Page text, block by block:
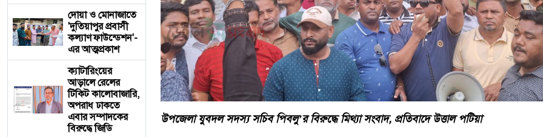
দোয়া ও মোনাজাতে
'দুতিয়াপুর প্রবাসী
কল্যাণ ফাউন্ডেশন'-
এর আত্মপ্রকাশ
ক্যাটারিংয়ের
আড়ালে রেলের
টিকিট কালোবাজারি,
অপরাধ ঢাকতে
এবার সম্পাদকের
বিরুদ্ধে জিডি
উপজেলা যুবদল সদস্য সচিব পিবলু’র বিরুদ্ধে মিথ্যা সংবাদ, প্রতিবাদে উত্তাল পটিয়া